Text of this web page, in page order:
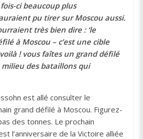
ci beaucoup plus
pu tirer sur Moscou aussi.
très bien dire : ‘le
à Moscou – c’est une cible
! vous faîtes un grand défilé
des bataillons qui
est allé consulter le
grand défilé à Moscou. Figurez-
des tonnes. Le prochain
l’anniversaire de la Victoire alliée